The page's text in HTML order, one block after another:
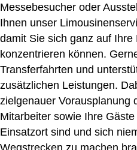
Messebesucher oder
Ihnen unser
damit Sie sich ganz auf Ihre
konzentrieren können.
Transferfahrten und
zusätzlichen Leistungen.
zielgenauer Vorausplanung
Mitarbeiter sowie Ihre
Einsatzort sind und sich
Wegstrecken zu machen